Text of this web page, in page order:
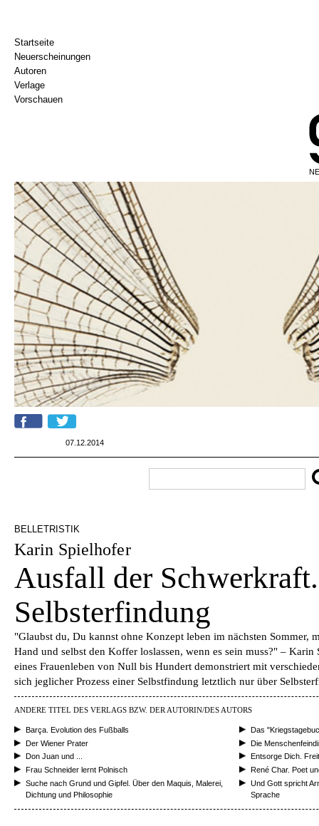
Startseite
Neuerscheinungen
Autoren
Verlage
Vorschauen
07.12.2014
BELLETRISTIK
Karin Spielhofer
Ausfall der
Selbsterfindung
"Glaubst du, Du kannst ohne Konzept leben im nächsten Sommer,
Hand und selbst den Koffer loslassen, wenn es sein muss?" –
eines Frauenleben von Null bis Hundert demonstriert mit
sich jeglicher Prozess einer Selbstfindung letztlich nur über
ANDERE TITEL DES VERLAGS BZW. DER AUTORIN/DES AUTORS
Barça. Evolution des Fußballs
Das
Der Wiener Prater
Die
Don Juan und ...
Entsorge Dich.
Frau Schneider lernt Polnisch
René Char. Poet
Suche nach Grund und Gipfel. Über den Maquis, Malerei,
Dichtung und Philosophie
Und Gott spricht
Sprache